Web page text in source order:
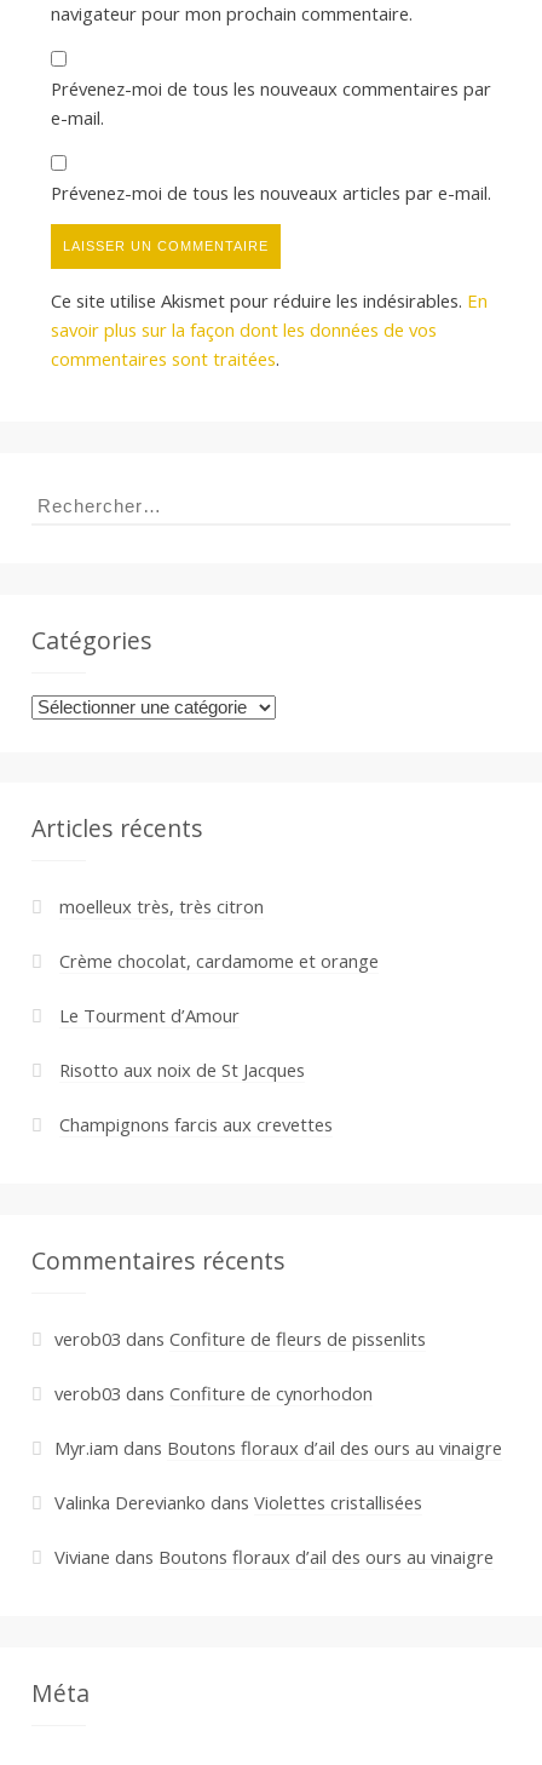
navigateur pour mon prochain commentaire.
Prévenez-moi de tous les nouveaux commentaires par
e-mail.
Prévenez-moi de tous les nouveaux articles par e-mail.
Ce site utilise Akismet pour réduire les indésirables. En
savoir plus sur la façon dont les données de vos
commentaires sont traitées.
Rechercher :
Catégories
Catégories
Articles récents
moelleux très, très citron
Crème chocolat, cardamome et orange
Le Tourment d’Amour
Risotto aux noix de St Jacques
Champignons farcis aux crevettes
Commentaires récents
verob03 dans Confiture de fleurs de pissenlits
verob03 dans Confiture de cynorhodon
Myr.iam dans Boutons floraux d’ail des ours au vinaigre
Valinka Derevianko dans Violettes cristallisées
Viviane dans Boutons floraux d’ail des ours au vinaigre
Méta